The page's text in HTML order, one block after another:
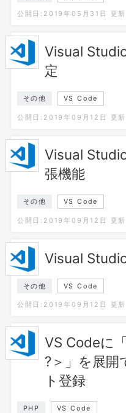
公開日:2019年05月31日 更
Visual
定
その他 VS Code
公開日:2019年09月12日 更
Visual
張機能
その他 VS Code
公開日:2019年09月12日 更
Visual
その他 VS Code
公開日:2019年09月12日 更
VS Codeに
?＞」を展開
ト登録
PHP VS Code